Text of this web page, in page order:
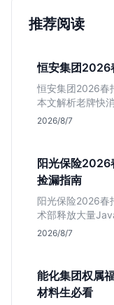
推荐阅读
恒安集团2026
恒安集团2026春
本文解析老牌快
策链条长的局限
2026/8/7
阳光保险2026
捡漏指南
阳光保险2026春
术部释放大量
校招门槛，分析
2026/8/7
能化集团权属
材料生必看